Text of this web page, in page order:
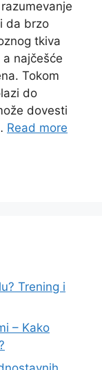
da brzo
tkiva
najčešće
Tokom
do
dovesti
Read more
Trening i
– Kako